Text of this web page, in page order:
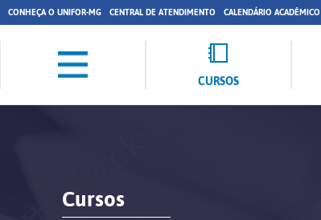
CONHEÇA O UNIFOR-MG CENTRAL DE ATENDIMENTO CALENDÁRIO ACADÊMICO
CURSOS
Cursos